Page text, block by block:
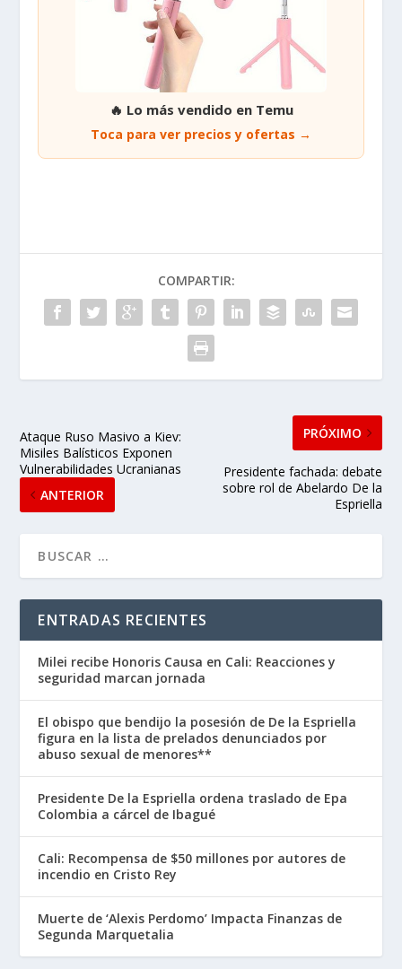
🔥 Lo más vendido en Temu
Toca para ver precios y ofertas →
COMPARTIR:
Ataque Ruso Masivo a Kiev:
Misiles Balísticos Exponen
Vulnerabilidades Ucranianas
ANTERIOR
PRÓXIMO
Presidente fachada: debate
sobre rol de Abelardo De la
Espriella
ENTRADAS RECIENTES
Milei recibe Honoris Causa en Cali: Reacciones y
seguridad marcan jornada
El obispo que bendijo la posesión de De la Espriella
figura en la lista de prelados denunciados por
abuso sexual de menores**
Presidente De la Espriella ordena traslado de Epa
Colombia a cárcel de Ibagué
Cali: Recompensa de $50 millones por autores de
incendio en Cristo Rey
Muerte de ‘Alexis Perdomo’ Impacta Finanzas de
Segunda Marquetalia